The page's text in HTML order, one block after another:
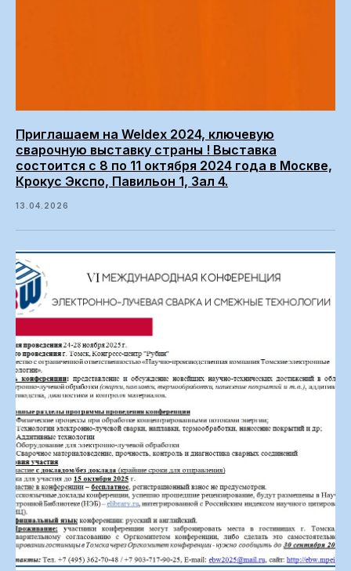
Приглашаем на Weldex 2024, ключевую
сварочную выставку страны ! Выставка
состоится с 8 по 11 октября 2024 года в Москве,
Крокус Экспо, Павильон 1, Зал 4.
13.04.2026